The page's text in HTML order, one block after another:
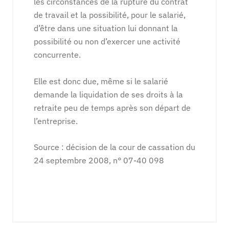
de travail et la possibilité, pour le salarié,
d’être dans une situation lui donnant la
possibilité ou non d’exercer une activité
concurrente.
Elle est donc due, même si le salarié
demande la liquidation de ses droits à la
retraite peu de temps après son départ de
l’entreprise.
Source : décision de la cour de cassation du
24 septembre 2008, n° 07-40 098